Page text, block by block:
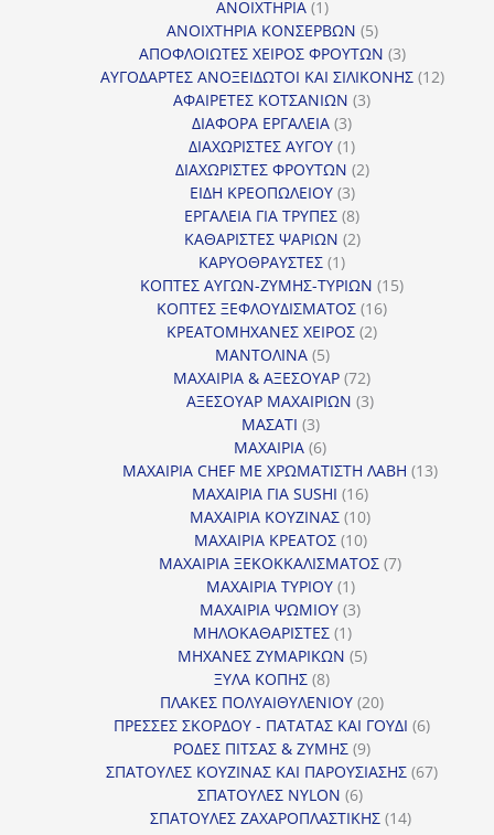
ΑΝΟΙΧΤΗΡΙΑ 11
προϊόν
ΑΝΟΙΧΤΗΡΙΑ ΚΟΝΣΕΡΒΩΝ 55
προϊόντα
ΑΠΟΦΛΟΙΩΤΕΣ ΧΕΙΡΟΣ ΦΡΟΥΤΩΝ 33
προϊόντα
ΑΥΓΟΔΑΡΤΕΣ ΑΝΟΞΕΙΔΩΤΟΙ ΚΑΙ ΣΙΛΙΚΟΝΗΣ 1212
ΑΦΑΙΡΕΤΕΣ ΚΟΤΣΑΝΙΩΝ 33
ΔΙΑΦΟΡΑ ΕΡΓΑΛΕΙΑ 33
προϊόντα
ΔΙΑΧΩΡΙΣΤΕΣ ΑΥΓΟΥ 11
προϊόν
ΔΙΑΧΩΡΙΣΤΕΣ ΦΡΟΥΤΩΝ 22
ΕΙΔΗ ΚΡΕΟΠΩΛΕΙΟΥ 33
προϊόντα
ΕΡΓΑΛΕΙΑ ΓΙΑ ΤΡΥΠΕΣ 88
προϊόντα
ΚΑΘΑΡΙΣΤΕΣ ΨΑΡΙΩΝ 22
ΚΑΡΥΟΘΡΑΥΣΤΕΣ 11
προϊόν
ΚΟΠΤΕΣ ΑΥΓΩΝ-ΖΥΜΗΣ-ΤΥΡΙΩΝ 1515
ΚΟΠΤΕΣ ΞΕΦΛΟΥΔΙΣΜΑΤΟΣ 1616
ΚΡΕΑΤΟΜΗΧΑΝΕΣ ΧΕΙΡΟΣ 22
ΜΑΝΤΟΛΙΝΑ 55
προϊόντα
ΜΑΧΑΙΡΙΑ & ΑΞΕΣΟΥΑΡ 7272
προϊόντα
ΑΞΕΣΟΥΑΡ ΜΑΧΑΙΡΙΩΝ 33
ΜΑΣΑΤΙ 33
προϊόντα
ΜΑΧΑΙΡΙΑ 66
προϊόντα
ΜΑΧΑΙΡΙΑ CHEF ΜΕ ΧΡΩΜΑΤΙΣΤΗ ΛΑΒΗ 1313
ΜΑΧΑΙΡΙΑ ΓΙΑ SUSHI 1616
προϊόντα
ΜΑΧΑΙΡΙΑ ΚΟΥΖΙΝΑΣ 1010
προϊόντα
ΜΑΧΑΙΡΙΑ ΚΡΕΑΤΟΣ 1010
προϊόντα
ΜΑΧΑΙΡΙΑ ΞΕΚΟΚΚΑΛΙΣΜΑΤΟΣ 77
ΜΑΧΑΙΡΙΑ ΤΥΡΙΟΥ 11
προϊόν
ΜΑΧΑΙΡΙΑ ΨΩΜΙΟΥ 33
ΜΗΛΟΚΑΘΑΡΙΣΤΕΣ 11
προϊόν
ΜΗΧΑΝΕΣ ΖΥΜΑΡΙΚΩΝ 55
ΞΥΛΑ ΚΟΠΗΣ 88
προϊόντα
ΠΛΑΚΕΣ ΠΟΛΥΑΙΘΥΛΕΝΙΟΥ 2020
προϊόντα
ΠΡΕΣΣΕΣ ΣΚΟΡΔΟΥ - ΠΑΤΑΤΑΣ ΚΑΙ ΓΟΥΔΙ 66
ΡΟΔΕΣ ΠΙΤΣΑΣ & ΖΥΜΗΣ 99
προϊόντα
ΣΠΑΤΟΥΛΕΣ ΚΟΥΖΙΝΑΣ ΚΑΙ ΠΑΡΟΥΣΙΑΣΗΣ 6767
ΣΠΑΤΟΥΛΕΣ NYLON 66
προϊόντα
ΣΠΑΤΟΥΛΕΣ ΖΑΧΑΡΟΠΛΑΣΤΙΚΗΣ 1414